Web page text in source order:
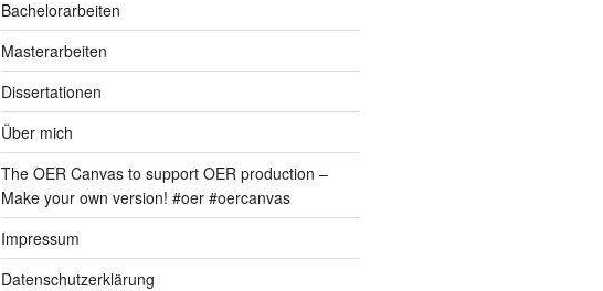
Bachelorarbeiten
Masterarbeiten
Dissertationen
Über mich
The OER Canvas to support OER production –
Make your own version! #oer #oercanvas
Impressum
Datenschutzerklärung